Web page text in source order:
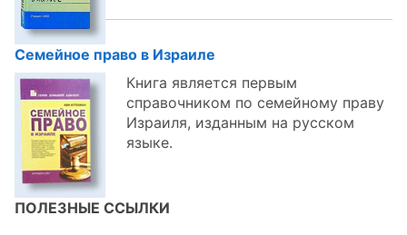
Семейное право в Израиле
Книга является первым
справочником по семейному праву
Израиля, изданным на русском
языке.
ПОЛЕЗНЫЕ ССЫЛКИ